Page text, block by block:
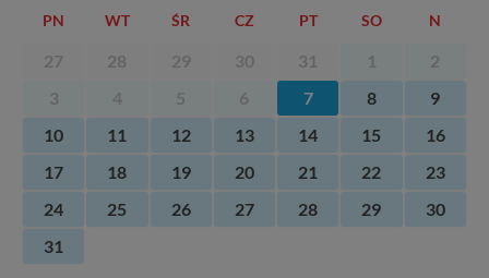
PN WT ŚR CZ PT SO N
27 28 29 30 31 1
2
3
4 5 6 7 8
9
10
11 12 13 14 15
16
17
18 19 20 21 22
23
24
25 26 27 28 29
30
31
Wiejska 17, 11-500 Giżycko. Możesz z nami
danych, zażądać ich poprawienia lub usunięcia,
zabronić ich przetwarzania. Pamiętaj jednak, że nie
zawsze jest możliwe techniczne zrealizowanie Twoich
cookies. Twoja przeglądarka umożliwia Ci skasowanie
tych plików - w pewnych przypadkach nie możemy tego
zrobić za Ciebie.
Dziękujemy, i życzmy miłego odkrywania Mazur na